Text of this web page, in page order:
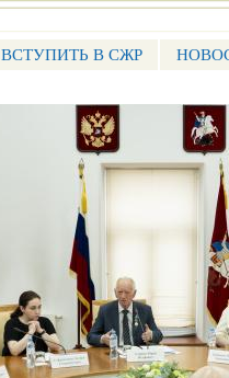
ВСТУПИТЬ В СЖР